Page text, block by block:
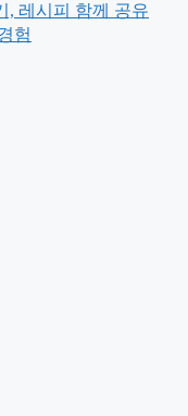
, 레시피 함께 공유
험